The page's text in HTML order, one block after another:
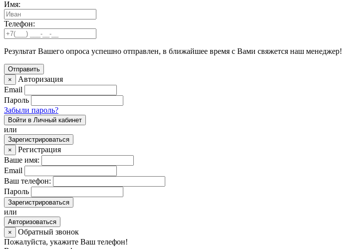
Имя:
Телефон:
Результат Вашего опроса успешно отправлен, в ближайшее время с Вами свяжется наш менеджер!
×
Авторизация
Email
Пароль
Забыли пароль?
Войти в Личный кабинет
или
Зарегистрироваться
×
Регистрация
Ваше имя:
Email
Ваш телефон:
Пароль
Зарегистрироваться
или
Авторизоваться
×
Обратный звонок
Пожалуйста, укажите Ваш телефон!